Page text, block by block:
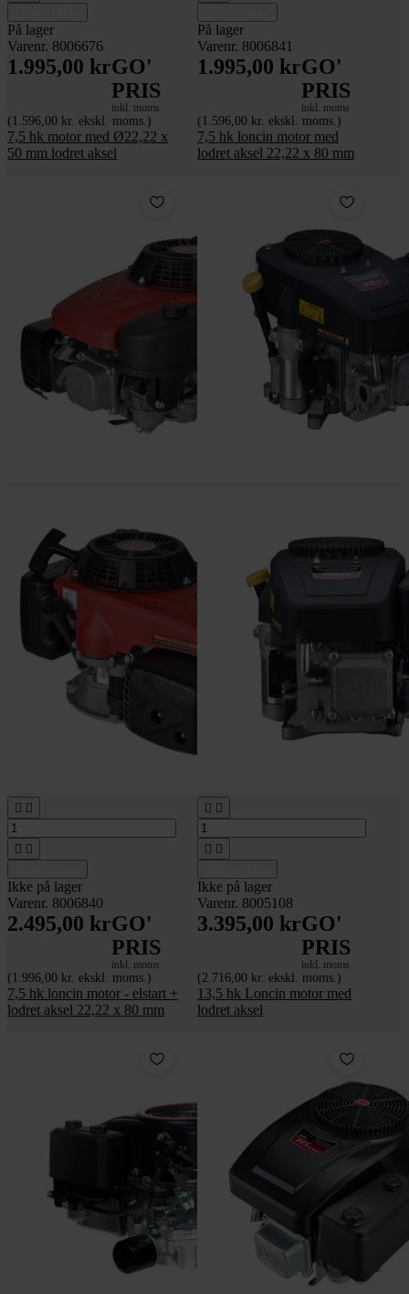
På lager
Varenr. 8006676
1.995,00 krGO'
PRIS
inkl. moms
(1.596,00 kr. ekskl. moms.)
7,5 hk motor med Ø22,22 x
50 mm lodret aksel
På lager
Varenr. 8006841
1.995,00 krGO'
PRIS
inkl. moms
(1.596,00 kr. ekskl. moms.)
7,5 hk loncin motor med
lodret aksel 22,22 x 80 mm
 
 
Ikke på lager
Varenr. 8006840
2.495,00 krGO'
PRIS
inkl. moms
(1.996,00 kr. ekskl. moms.)
7,5 hk loncin motor - elstart +
lodret aksel 22,22 x 80 mm
 
 
Ikke på lager
Varenr. 8005108
3.395,00 krGO'
PRIS
inkl. moms
(2.716,00 kr. ekskl. moms.)
13,5 hk Loncin motor med
lodret aksel